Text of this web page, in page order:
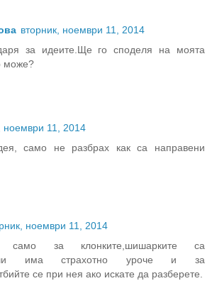
вторник, ноември 11, 2014
за идеите.Ще го споделя на моята
може?
ноември 11, 2014
само не разбрах как са направени
ноември 11, 2014
за клонките,шишарките са
има страхотно уроче и за
се при нея ако искате да разберете.